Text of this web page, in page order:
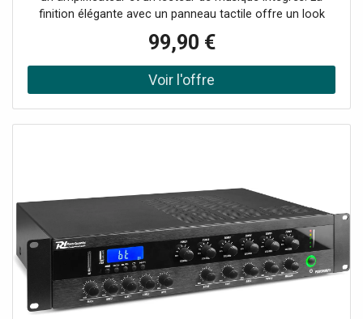
finition élégante avec un panneau tactile offre un look
minimaliste, pour que votre son soit entendu et non vu.
Tous les câbles et connexions sont solidement dissimulés
dans les murs, à l'abri des regards et sans risque de
trébucher. Profitez de votre musique préférée à partir de
et de partir. Il est également possible d'utiliser la
télécommande incluse.Système d'amplificateur stéréo
mural pour 4 haut-parleurs, Amplificateur numérique de
classe D de 4x 20W, Panneau tactile élégant, Connectivité
BT 5.0 pour un son sans fil, Musique Lecteur MP3,
Emplacement pour carte USB et microSD, Terminaisons à
vis à l'arrière de l'unité, Entrée et sortie de ligne, Couleur:
99,90 €